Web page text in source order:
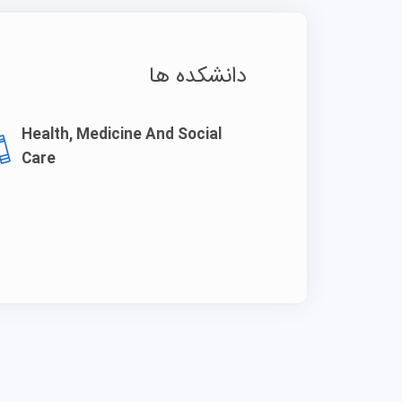
دانشکده ها
Health, Medicine And Social
Care